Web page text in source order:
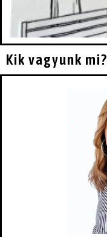
Kik vagyunk mi?